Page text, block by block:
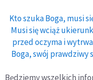
Kto szuka Boga, musi
Musi się wciąż
przed oczyma i
Boga, swój prawdziwy
Będziemy wszelkich